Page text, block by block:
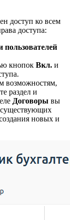
доступ ко всем
доступа:
пользователей
кнопок Вкл. и
возможностям,
раздел и
Договоры вы
существующих
новых и